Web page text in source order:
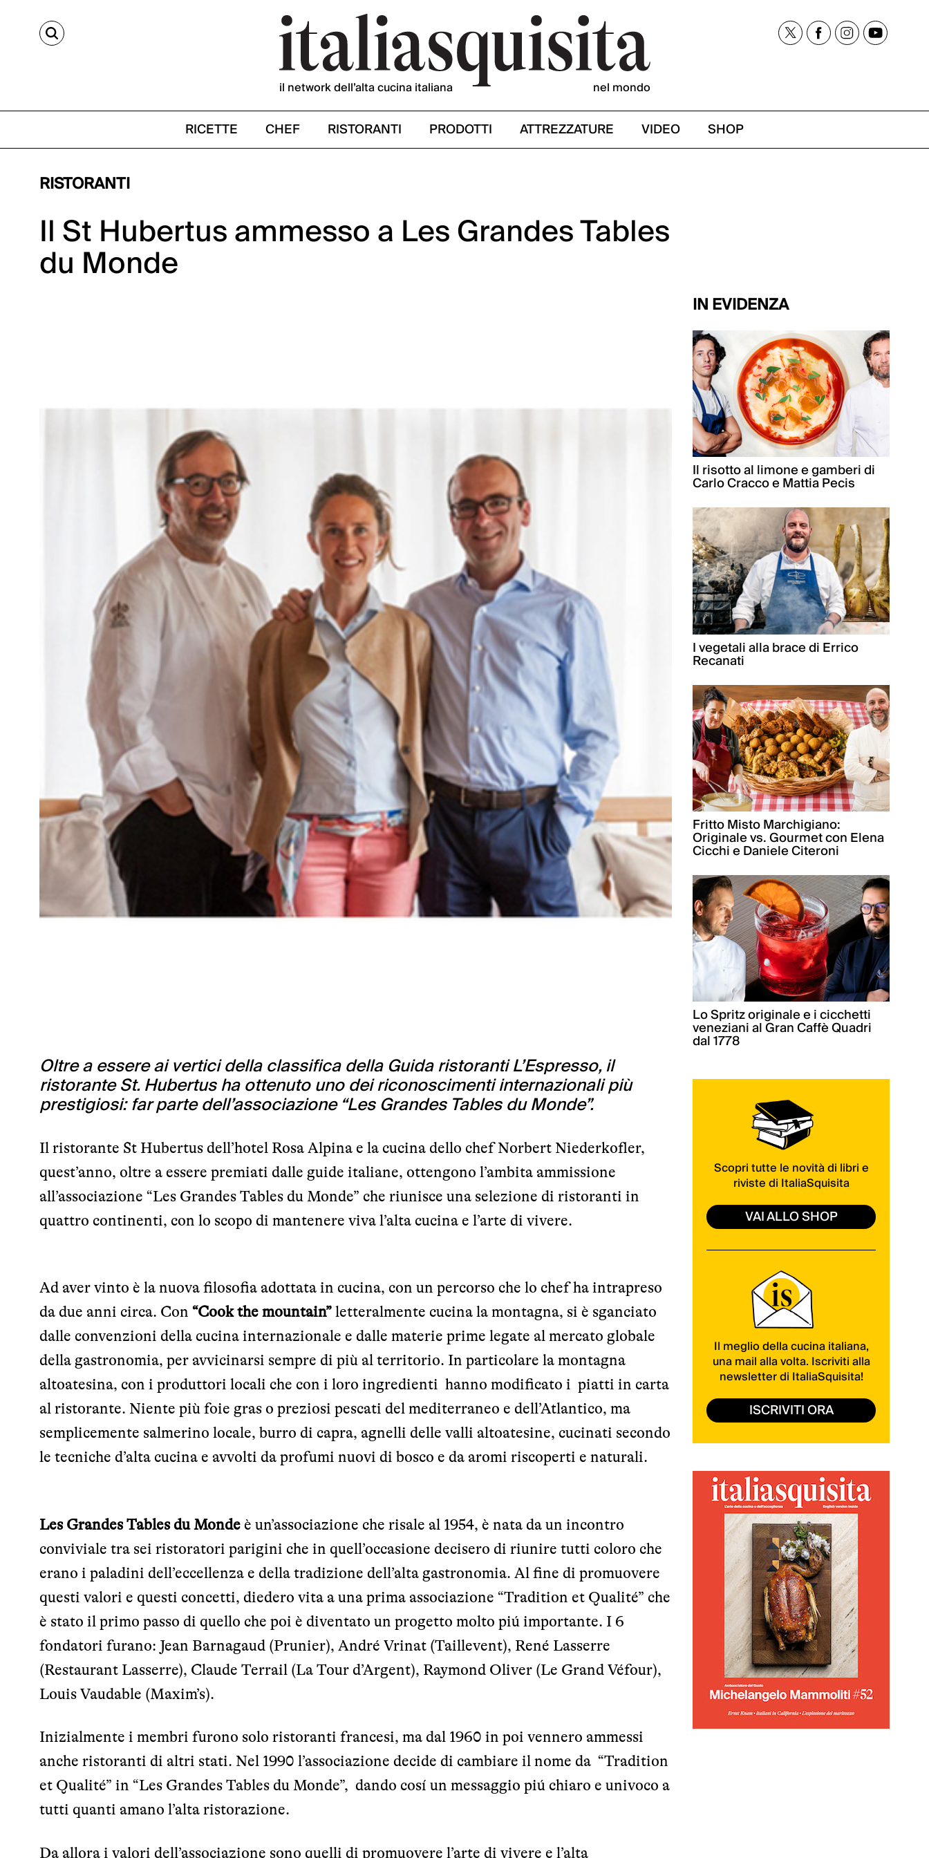
CERCA
il network dell’alta cucina italiana nel mondo
RICETTE CHEF RISTORANTI PRODOTTI ATTREZZATURE VIDEO SHOP
RISTORANTI
Il St Hubertus ammesso a Les Grandes Tables
du Monde
Oltre a essere ai vertici della classifica della Guida ristoranti L’Espresso, il
ristorante St. Hubertus ha ottenuto uno dei riconoscimenti internazionali più
prestigiosi: far parte dell’associazione “Les Grandes Tables du Monde”.
Il ristorante St Hubertus dell’hotel Rosa Alpina e la cucina dello chef Norbert Niederkofler,
quest’anno, oltre a essere premiati dalle guide italiane, ottengono l’ambita ammissione
all’associazione “Les Grandes Tables du Monde” che riunisce una selezione di ristoranti in
quattro continenti, con lo scopo di mantenere viva l’alta cucina e l’arte di vivere.
Ad aver vinto è la nuova filosofia adottata in cucina, con un percorso che lo chef ha intrapreso
da due anni circa. Con “Cook the mountain” letteralmente cucina la montagna, si è sganciato
dalle convenzioni della cucina internazionale e dalle materie prime legate al mercato globale
della gastronomia, per avvicinarsi sempre di più al territorio. In particolare la montagna
altoatesina, con i produttori locali che con i loro ingredienti hanno modificato i piatti in carta
al ristorante. Niente più foie gras o preziosi pescati del mediterraneo e dell’Atlantico, ma
semplicemente salmerino locale, burro di capra, agnelli delle valli altoatesine, cucinati secondo
le tecniche d’alta cucina e avvolti da profumi nuovi di bosco e da aromi riscoperti e naturali.
Les Grandes Tables du Monde è un’associazione che risale al 1954, è nata da un incontro
conviviale tra sei ristoratori parigini che in quell’occasione decisero di riunire tutti coloro che
erano i paladini dell’eccellenza e della tradizione dell’alta gastronomia. Al fine di promuovere
questi valori e questi concetti, diedero vita a una prima associazione “Tradition et Qualité” che
è stato il primo passo di quello che poi è diventato un progetto molto piú importante. I 6
fondatori furano: Jean Barnagaud (Prunier), André Vrinat (Taillevent), René Lasserre
(Restaurant Lasserre), Claude Terrail (La Tour d’Argent), Raymond Oliver (Le Grand Véfour),
Louis Vaudable (Maxim’s).
Inizialmente i membri furono solo ristoranti francesi, ma dal 1960 in poi vennero ammessi
anche ristoranti di altri stati. Nel 1990 l’associazione decide di cambiare il nome da “Tradition
et Qualité” in “Les Grandes Tables du Monde”, dando cosí un messaggio piú chiaro e univoco a
tutti quanti amano l’alta ristorazione.
Da allora i valori dell’associazione sono quelli di promuovere l’arte di vivere e l’alta
IN EVIDENZA
Il risotto al limone e gamberi di
Carlo Cracco e Mattia Pecis
I vegetali alla brace di Errico
Recanati
Fritto Misto Marchigiano:
Originale vs. Gourmet con Elena
Cicchi e Daniele Citeroni
Lo Spritz originale e i cicchetti
veneziani al Gran Caffè Quadri
dal 1778
Scopri tutte le novità di libri e
riviste di ItaliaSquisita
VAI ALLO SHOP
Il meglio della cucina italiana,
una mail alla volta. Iscriviti alla
newsletter di ItaliaSquisita!
ISCRIVITI ORA